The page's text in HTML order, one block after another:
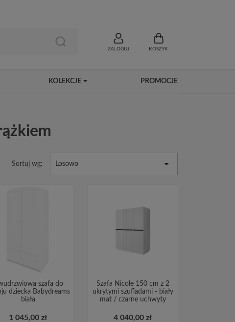
ZALOGUJ KOSZYK
KOLEKCJE PROMOCJE
Sortuj wg: Losowo 
szafa do
dziecka Babydreams
biała
1 045,00 zł
Szafa Nicole 150 cm z 2
ukrytymi szufladami - biały
mat / czarne uchwyty
4 040,00 zł